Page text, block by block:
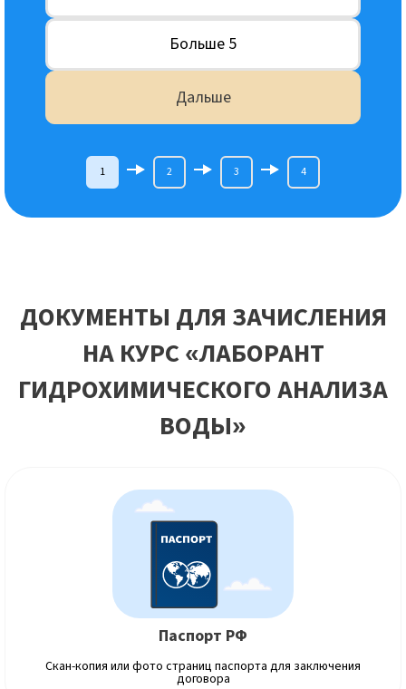
Больше 5
Дальше
1 2 3 4
ДОКУМЕНТЫ ДЛЯ ЗАЧИСЛЕНИЯ
НА КУРС «ЛАБОРАНТ
ГИДРОХИМИЧЕСКОГО АНАЛИЗА
ВОДЫ»
Паспорт РФ
Скан-копия или фото страниц паспорта для заключения
договора